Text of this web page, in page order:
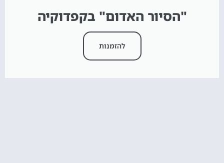
"הסיור האדום" בקפדוקיה
להזמנות